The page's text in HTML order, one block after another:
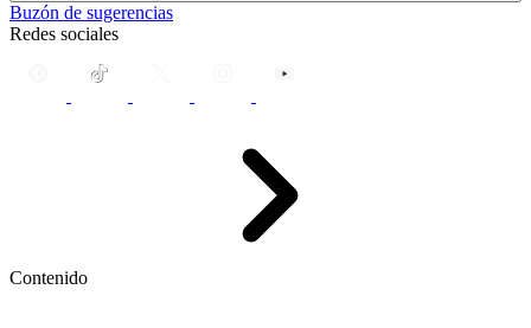
Buzón de sugerencias
Redes sociales
Contenido